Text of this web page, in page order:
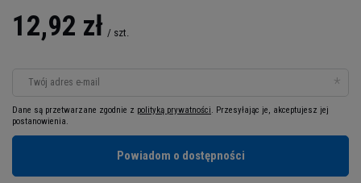
12,92 zł / szt.
Twój adres e-mail
Dane są przetwarzane zgodnie z polityką prywatności. Przesyłając je, akceptujesz jej
postanowienia.
Powiadom o dostępności